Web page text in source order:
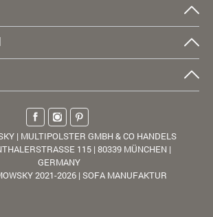
| MULTIPOLSTER GMBH & CO HANDELS
115 | 80339 MÜNCHEN |
GERMANY
2021-2026 | SOFA MANUFAKTUR